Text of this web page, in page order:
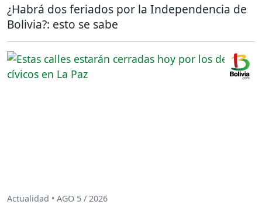
¿Habrá dos feriados por la Independencia de
Bolivia?: esto se sabe
Actualidad • AGO 5 / 2026